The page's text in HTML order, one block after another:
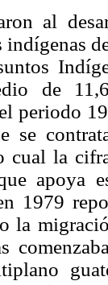
al
de
periodo
se
cual la
apoya
1979
la